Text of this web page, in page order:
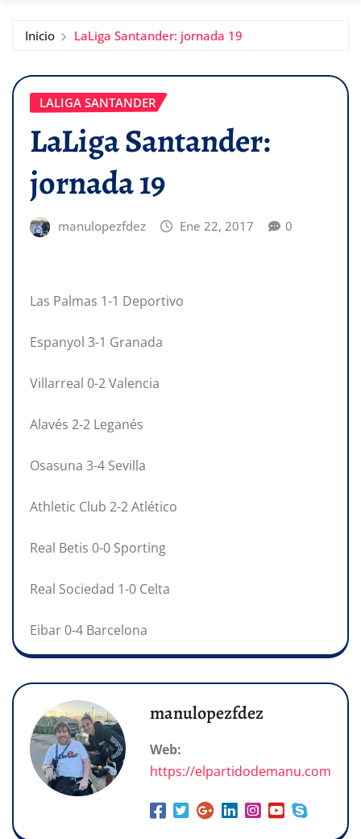
Inicio LaLiga Santander: jornada 19
LALIGA SANTANDER
LaLiga Santander:
jornada 19
manulopezfdez Ene 22, 2017 0
Las Palmas 1-1 Deportivo
Espanyol 3-1 Granada
Villarreal 0-2 Valencia
Alavés 2-2 Leganés
Osasuna 3-4 Sevilla
Athletic Club 2-2 Atlético
Real Betis 0-0 Sporting
Real Sociedad 1-0 Celta
Eibar 0-4 Barcelona
manulopezfdez
Web:
https://elpartidodemanu.com